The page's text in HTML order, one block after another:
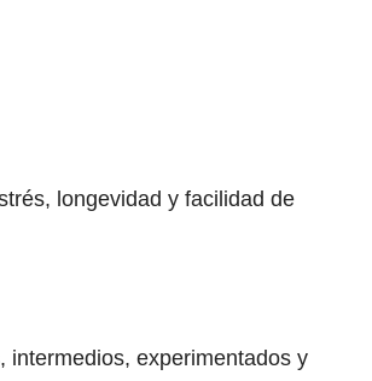
longevidad y facilidad de
intermedios, experimentados y